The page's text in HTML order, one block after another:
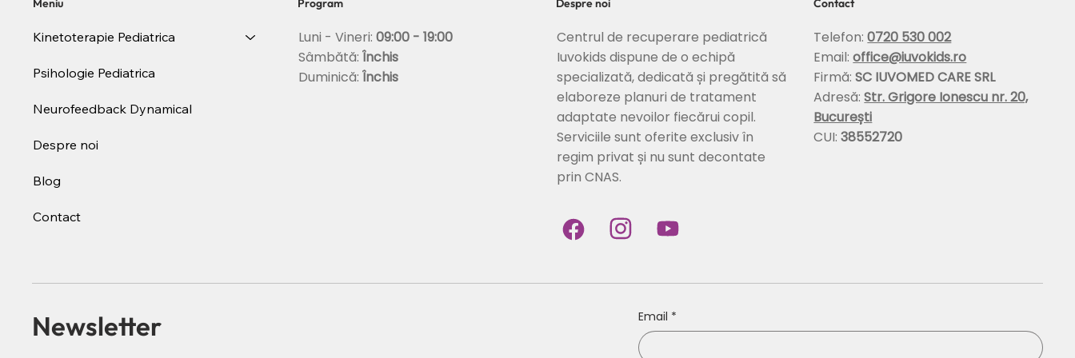
Newsletter Email *
Meniu
Kinetoterapie Pediatrica
Psihologie Pediatrica
Neurofeedback Dynamical
Despre noi
Blog
Contact
Despre noi
Centrul de recuperare pediatrică
Iuvokids dispune de o echipă
specializată, dedicată și pregătită să
elaboreze planuri de tratament
adaptate nevoilor fiecărui copil.
Serviciile sunt oferite exclusiv în
regim privat și nu sunt decontate
prin CNAS.
Program
Luni - Vineri: 09:00 - 19:00
Sâmbătă: Închis
Duminică: Închis
Contact
Telefon:0720 530 002
Email:office@iuvokids.ro
Firmă:SC IUVOMED CARE SRL
Adresă:Str. Grigore Ionescu nr. 20,
București
CUI:38552720